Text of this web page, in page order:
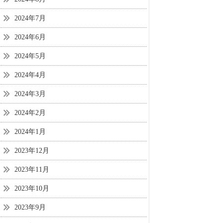
2024年7月
2024年6月
2024年5月
2024年4月
2024年3月
2024年2月
2024年1月
2023年12月
2023年11月
2023年10月
2023年9月